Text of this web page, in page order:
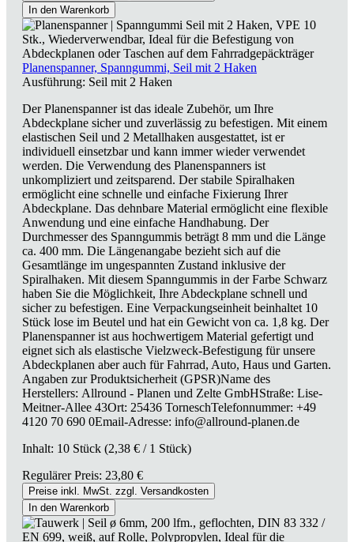
In den Warenkorb
Planenspanner, Spanngummi, Seil mit 2 Haken
Ausführung: Seil mit 2 Haken
Der Planenspanner ist das ideale Zubehör, um Ihre
Abdeckplane sicher und zuverlässig zu befestigen. Mit einem
elastischen Seil und 2 Metallhaken ausgestattet, ist er
individuell einsetzbar und kann immer wieder verwendet
werden. Die Verwendung des Planenspanners ist
unkompliziert und zeitsparend. Der stabile Spiralhaken
ermöglicht eine schnelle und einfache Fixierung Ihrer
Abdeckplane. Das dehnbare Material ermöglicht eine flexible
Anwendung und eine einfache Handhabung. Der
Durchmesser des Spanngummis beträgt 8 mm und die Länge
ca. 400 mm. Die Längenangabe bezieht sich auf die
Gesamtlänge im ungespannten Zustand inklusive der
Spiralhaken. Mit diesem Spanngummis in der Farbe Schwarz
haben Sie die Möglichkeit, Ihre Abdeckplane schnell und
sicher zu befestigen. Eine Verpackungseinheit beinhaltet 10
Stück lose im Beutel und hat ein Gewicht von ca. 1,8 kg. Der
Planenspanner ist aus hochwertigem Material gefertigt und
eignet sich als elastische Vielzweck-Befestigung für unsere
Abdeckplanen aber auch für Fahrrad, Auto, Haus und Garten.
Angaben zur Produktsicherheit (GPSR)Name des
Herstellers: Allround - Planen und Zelte GmbHStraße: Lise-
Meitner-Allee 43Ort: 25436 TorneschTelefonnummer: +49
4120 70 690 0Email-Adresse: info@allround-planen.de
Inhalt: 10 Stück (2,38 € / 1 Stück)
Regulärer Preis: 23,80 €
Preise inkl. MwSt. zzgl. Versandkosten
In den Warenkorb